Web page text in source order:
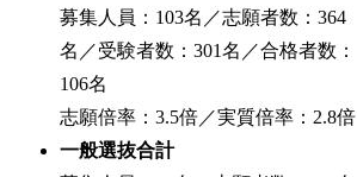
募集人員：103名／志願者数：364
名／受験者数：301名／合格者数：
106名
志願倍率：3.5倍／実質倍率：2.8倍
一般選抜合計